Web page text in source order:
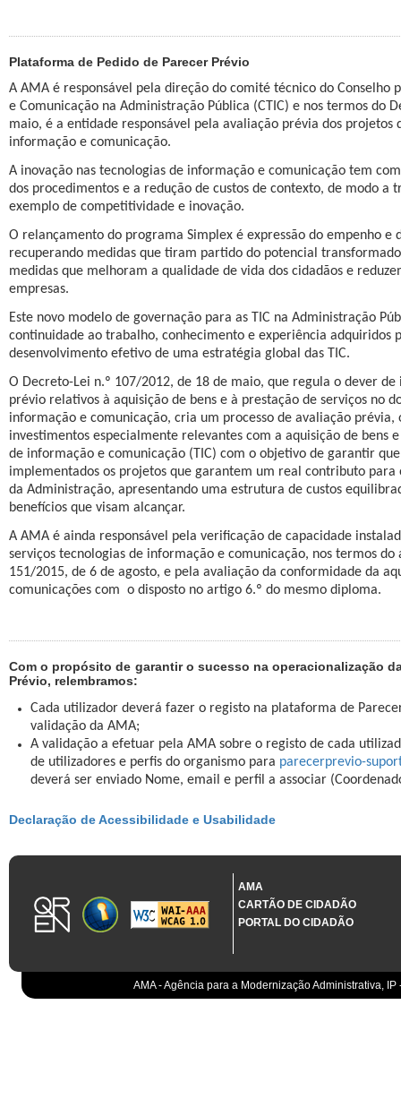
Plataforma de Pedido de Parecer Prévio
A AMA é responsável pela direção do comité técnico do Conselho
e Comunicação na Administração Pública (CTIC) e nos termos do
maio, é a entidade responsável pela avaliação prévia dos projetos
informação e comunicação.
A inovação nas tecnologias de informação e comunicação tem
dos procedimentos e a redução de custos de contexto, de modo a
exemplo de competitividade e inovação.
O relançamento do programa Simplex é expressão do empenho e
recuperando medidas que tiram partido do potencial
medidas que melhoram a qualidade de vida dos cidadãos e
empresas.
Este novo modelo de governação para as TIC na Administração
continuidade ao trabalho, conhecimento e experiência adquiridos
desenvolvimento efetivo de uma estratégia global das TIC.
O Decreto-Lei n.º 107/2012, de 18 de maio, que regula o dever
prévio relativos à aquisição de bens e à prestação de serviços no
informação e comunicação, cria um processo de avaliação
investimentos especialmente relevantes com a aquisição de bens
de informação e comunicação (TIC) com o objetivo de garantir
implementados os projetos que garantem um real contributo para
da Administração, apresentando uma estrutura de custos
benefícios que visam alcançar.
A AMA é ainda responsável pela verificação de capacidade
serviços tecnologias de informação e comunicação, nos termos do
151/2015, de 6 de agosto, e pela avaliação da conformidade da
comunicações com o disposto no artigo 6.º do mesmo diploma.
Com o propósito de garantir o sucesso na operacionalização
Prévio, relembramos:
Cada utilizador deverá fazer o registo na plataforma de
validação da AMA;
A validação a efetuar pela AMA sobre o registo de cada
de utilizadores e perfis do organismo para parecerprevio-
deverá ser enviado Nome, email e perfil a associar
Declaração de Acessibilidade e Usabilidade
AMA
CARTÃO DE CIDADÃO
PORTAL DO CIDADÃO
AMA - Agência para a Modernização Administrativa,